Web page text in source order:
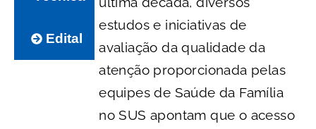
Edital
estudos e iniciativas de
avaliação da qualidade da
atenção proporcionada pelas
equipes de Saúde da Família
no SUS apontam que o acesso